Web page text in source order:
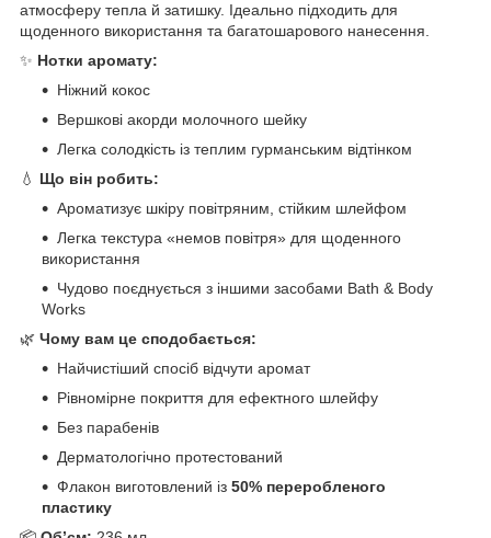
атмосферу тепла й затишку. Ідеально підходить для
щоденного використання та багатошарового нанесення.
✨ Нотки аромату:
Ніжний кокос
Вершкові акорди молочного шейку
Легка солодкість із теплим гурманським відтінком
💧 Що він робить:
Ароматизує шкіру повітряним, стійким шлейфом
Легка текстура «немов повітря» для щоденного
використання
Чудово поєднується з іншими засобами Bath & Body
Works
🌿 Чому вам це сподобається:
Найчистіший спосіб відчути аромат
Рівномірне покриття для ефектного шлейфу
Без парабенів
Дерматологічно протестований
Флакон виготовлений із 50% переробленого
пластику